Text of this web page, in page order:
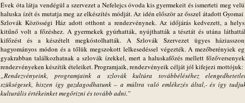
Évek óta látja vendégül a szervezet a Nefelejcs óvoda kis gyermekeit és ismerteti meg
haluska ízét és mutatja meg az elkészítés módját. Az idén először az ősszel átadott
Szlovák Közösségi Ház adott otthont a rendezvénynek. Az időjárás kedvezett, a
kitűnő volt a főzéshez. A gyermekek gyúrhatták, nyújthatták a tésztát és utána
kifőzést és a készételt megkóstolhatták. A Szlovák Szervezet ügyes
hagyományos módon és a tőlük megszokott lelkesedéssel végezték. A mezőberényiek
gyakrabban találkozhatnak a szlovák ízekkel, mert a haluskafőzés mellett
rendezvényeken készítik ételeiket. Programjaik, rendezvényeik célját jól kifejezi mottójuk:
„Rendezvényeink, programjaink a szlovák kultúra továbbéléséhez
szükségesek, hiszen így gazdagodhatunk – a múltra való emlékezés által,- és így
kulturális értékeinket megőrizni és tovább adni.”